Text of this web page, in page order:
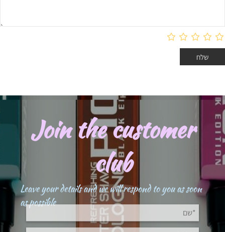
Join the customer
club
Leave your details and we will respond to you as soon
as possible